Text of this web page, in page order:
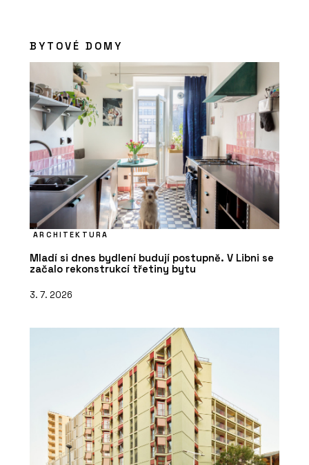
BYTOVÉ DOMY
ARCHITEKTURA
Mladí si dnes bydlení budují postupně. V Libni se
začalo rekonstrukcí třetiny bytu
3. 7. 2026